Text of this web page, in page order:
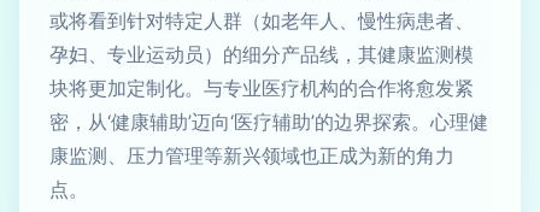
或将看到针对特定人群（如老年人、慢性病患者、
孕妇、专业运动员）的细分产品线，其健康监测模
块将更加定制化。与专业医疗机构的合作将愈发紧
密，从‘健康辅助’迈向‘医疗辅助’的边界探索。心理健
康监测、压力管理等新兴领域也正成为新的角力
点。